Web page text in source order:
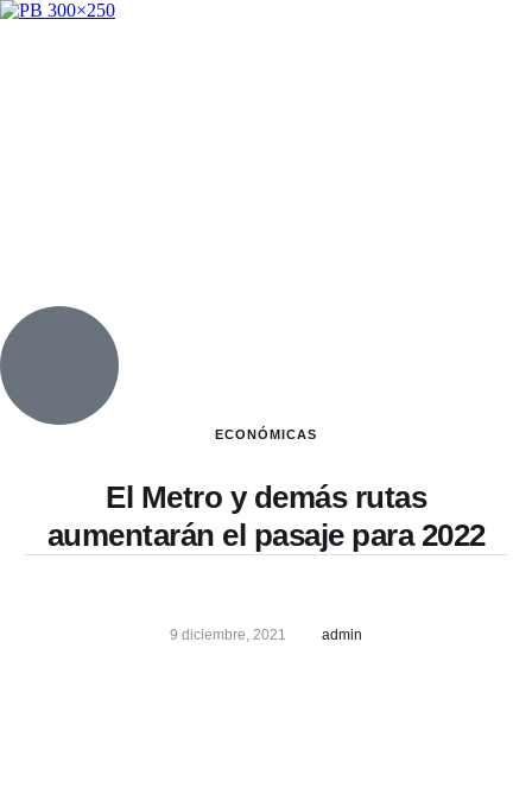
ECONÓMICAS
El Metro y demás rutas
aumentarán el pasaje para 2022
9 diciembre, 2021 admin